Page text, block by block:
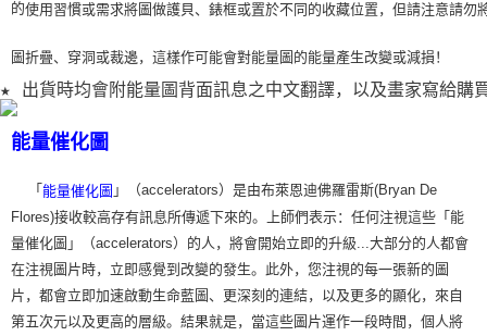
的使用習慣或需求將圖做護貝、錶框或置於不同的收藏位置，但請注意請勿
圖折疊、穿洞或裁邊，這樣作可能會對能量圖的能量產生改變或減損！
★ 出貨時均會附能量圖背面訊息之中文翻譯，以及畫家寫給購
能量催化圖
「 能量催化圖 」（accelerators）是由布萊恩迪佛羅雷斯(Bryan De
Flores)接收較高存有訊息所傳遞下來的。上師們表示：任何注視這些「能
量催化圖」（accelerators）的人，將會開始立即的升級...大部分的人都會
在注視圖片時，立即感覺到改變的發生。此外，您注視的每一張新的圖
片，都會立即加速啟動生命藍圖、更深刻的連結，以及更多的顯化，來自
第五次元以及更高的層級。結果就是，當這些圖片運作一段時間，個人將